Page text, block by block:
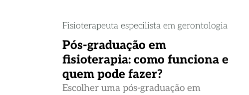
Fisioterapeuta especilista em gerontologia
Pós-graduação em
fisioterapia: como funciona e
quem pode fazer?
Escolher uma pós-graduação em